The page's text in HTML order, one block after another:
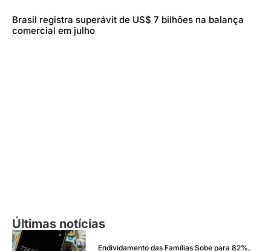
Brasil registra superávit de US$ 7 bilhões na balança
comercial em julho
Últimas notícias
Endividamento das Famílias Sobe para 82%,